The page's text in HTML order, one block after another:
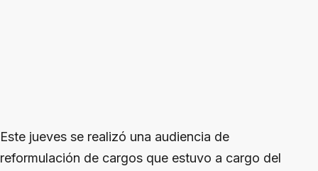
Este jueves se realizó una audiencia de
reformulación de cargos que estuvo a cargo del